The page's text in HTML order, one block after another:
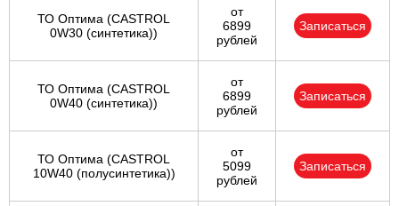
ТО Оптима (CASTROL
0W30 (синтетика))
от
6899
рублей
Записаться
ТО Оптима (CASTROL
0W40 (синтетика))
от
6899
рублей
Записаться
ТО Оптима (CASTROL
10W40 (полусинтетика))
от
5099
рублей
Записаться